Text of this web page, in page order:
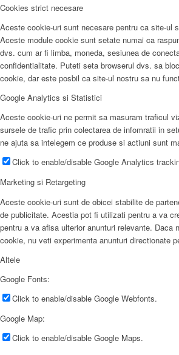
Cookies strict necesare
Aceste cookie-uri sunt necesare pentru ca site-ul
Aceste module cookie sunt setate numai ca
dvs. cum ar fi limba, moneda, sesiunea de
confidentialitate. Puteti seta browserul dvs. sa
cookie, dar este posbil ca site-ul nostru sa nu
Google Analytics si Statistici
Aceste cookie-uri ne permit sa masuram traficul
sursele de trafic prin colectarea de infomratii in
ne ajuta sa intelegem ce produse si actiuni sunt
Click to enable/disable Google Analytics
Marketing si Retargeting
Aceste cookie-uri sunt de obicei stabilite de
de publicitate. Acestia pot fi utilizati pentru a va
pentru a va afisa ulterior anunturi relevante. Daca
cookie, nu veti experimenta anunturi directionate
Altele
Google Fonts:
Click to enable/disable Google Webfonts.
Google Map:
Click to enable/disable Google Maps.